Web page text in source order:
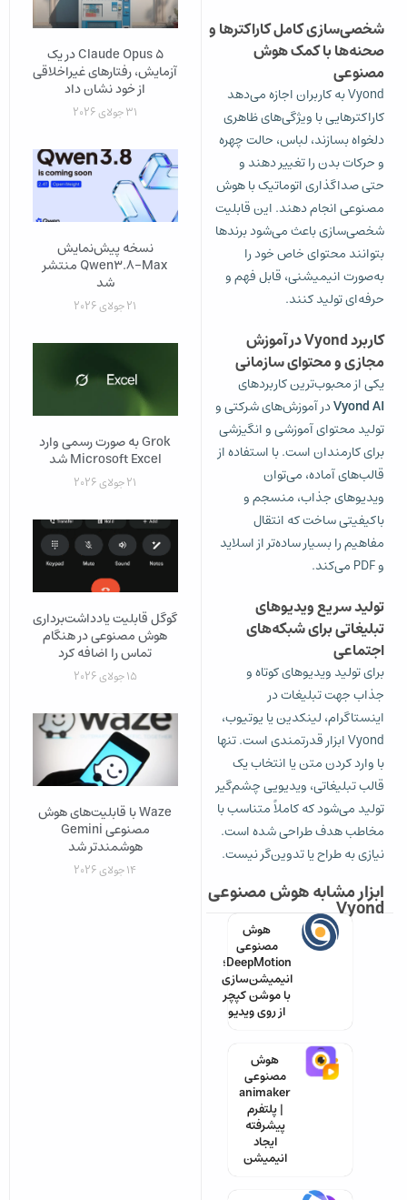
شخصی‌سازی کامل کاراکترها و
صحنه‌ها با کمک هوش
مصنوعی
Vyond به کاربران اجازه می‌دهد
کاراکترهایی با ویژگی‌های ظاهری
دلخواه بسازند، لباس، حالت چهره
و حرکات بدن را تغییر دهند و
حتی صداگذاری اتوماتیک با هوش
مصنوعی انجام دهند. این قابلیت
شخصی‌سازی باعث می‌شود برندها
بتوانند محتوای خاص خود را
به‌صورت انیمیشنی، قابل فهم و
حرفه‌ای تولید کنند.
کاربرد Vyond در آموزش
مجازی و محتوای سازمانی
یکی از محبوب‌ترین کاربردهای
Vyond AIدر آموزش‌های شرکتی و
تولید محتوای آموزشی و انگیزشی
برای کارمندان است. با استفاده از
قالب‌های آماده، می‌توان
ویدیوهای جذاب، منسجم و
باکیفیتی ساخت که انتقال
مفاهیم را بسیار ساده‌تر از اسلاید
و PDF می‌کند.
تولید سریع ویدیوهای
تبلیغاتی برای شبکه‌های
اجتماعی
برای تولید ویدیوهای کوتاه و
جذاب جهت تبلیغات در
اینستاگرام، لینکدین یا یوتیوب،
Vyond ابزار قدرتمندی است. تنها
با وارد کردن متن یا انتخاب یک
قالب تبلیغاتی، ویدیویی چشم‌گیر
تولید می‌شود که کاملاً متناسب با
مخاطب هدف طراحی شده است.
نیازی به طراح یا تدوین‌گر نیست.
ابزار مشابه هوش مصنوعی
Vyond
هوش
مصنوعی
DeepMotion؛
انیمیشن‌سازی
با موشن کپچر
از روی ویدیو
هوش
مصنوعی
animaker
| پلتفرم
پیشرفته
ایجاد
انیمیشن‌
Claude Opus 5 در یک
آزمایش، رفتارهای غیراخلاقی
از خود نشان داد
31 جولای 2026
نسخه پیش‌نمایش
Qwen3.8-Max منتشر
شد
21 جولای 2026
Grok به‌ صورت رسمی وارد
Microsoft Excel شد
21 جولای 2026
گوگل قابلیت یادداشت‌برداری
هوش مصنوعی در هنگام
تماس را اضافه کرد
15 جولای 2026
Waze با قابلیت‌های هوش
مصنوعی Gemini
هوشمندتر شد
14 جولای 2026